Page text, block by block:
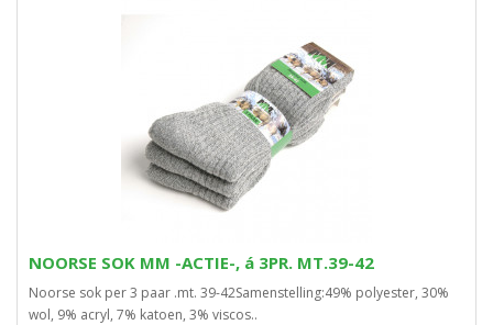
NOORSE SOK MM -ACTIE-, á 3PR. MT.39-42
Noorse sok per 3 paar .mt. 39-42Samenstelling:49% polyester, 30%
wol, 9% acryl, 7% katoen, 3% viscos..